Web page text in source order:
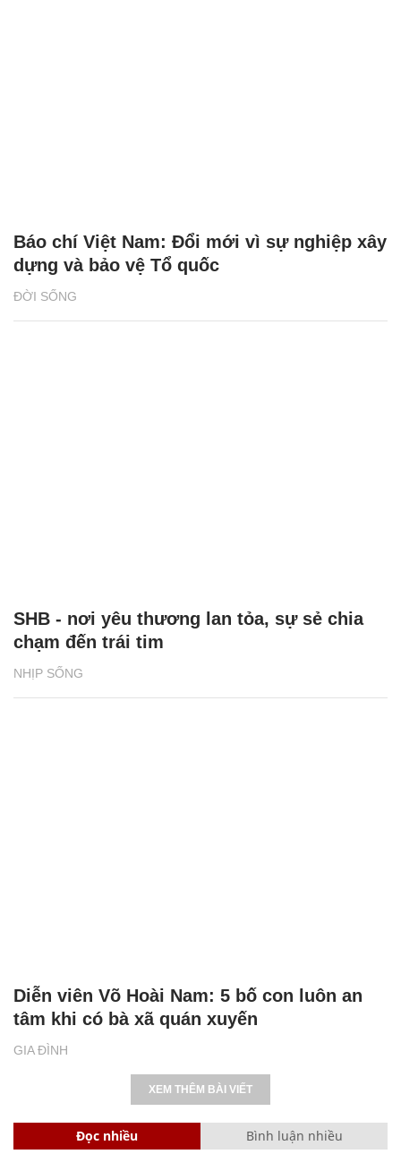
ĐỜI SỐNG
Báo chí Việt Nam: Đổi mới vì sự nghiệp xây
dựng và bảo vệ Tổ quốc
NHỊP SỐNG
SHB - nơi yêu thương lan tỏa, sự sẻ chia
chạm đến trái tim
GIA ĐÌNH
Diễn viên Võ Hoài Nam: 5 bố con luôn an
tâm khi có bà xã quán xuyến
XEM THÊM BÀI VIẾT
Đọc nhiều Bình luận nhiều